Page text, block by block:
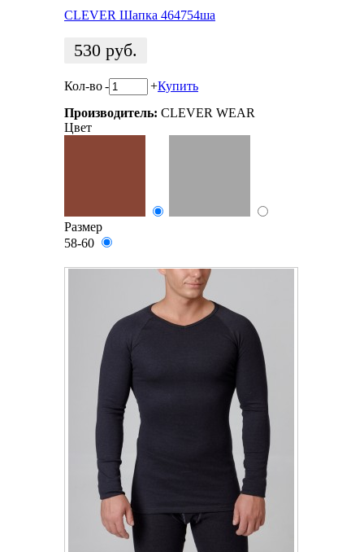
CLEVER Шапка 464754ша
530 руб.
Кол-во- +Купить
Производитель: CLEVER WEAR
Цвет
Размер
58-60